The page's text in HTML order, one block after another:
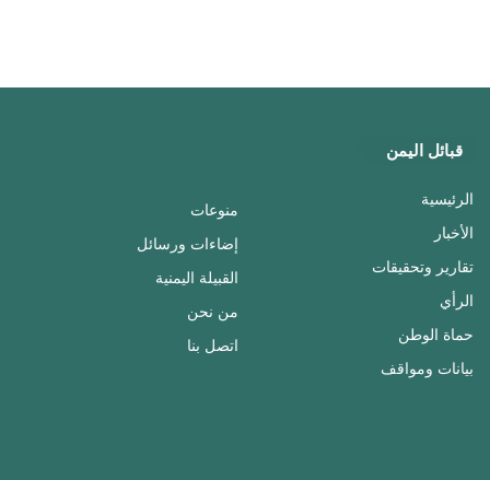
قبائل اليمن
الرئيسية
الأخبار
تقارير وتحقيقات
الرأي
حماة الوطن
بيانات ومواقف
منوعات
إضاءات ورسائل
القبيلة اليمنية
من نحن
اتصل بنا